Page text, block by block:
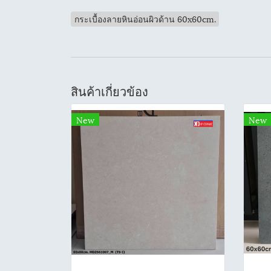
กระเบื้องลายหินอ่อนผิวด้าน 60x60cm.
สินค้าเกี่ยวข้อง
New New